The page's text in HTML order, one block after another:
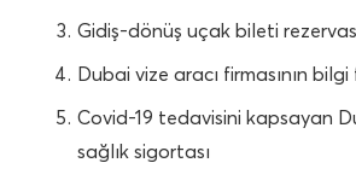
Gidiş-dönüş uçak bileti
Dubai vize aracı firmasının
Covid-19 tedavisini kapsayan
sağlık sigortası